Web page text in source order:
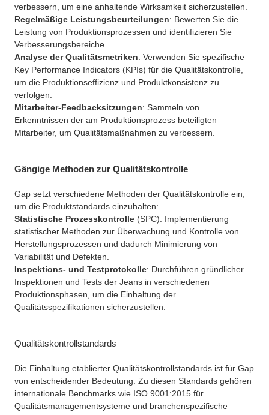
verbessern, um eine anhaltende Wirksamkeit sicherzustellen.
Regelmäßige Leistungsbeurteilungen: Bewerten Sie die
Leistung von Produktionsprozessen und identifizieren Sie
Verbesserungsbereiche.
Analyse der Qualitätsmetriken: Verwenden Sie spezifische
Key Performance Indicators (KPIs) für die Qualitätskontrolle,
um die Produktionseffizienz und Produktkonsistenz zu
verfolgen.
Mitarbeiter-Feedbacksitzungen: Sammeln von
Erkenntnissen der am Produktionsprozess beteiligten
Mitarbeiter, um Qualitätsmaßnahmen zu verbessern.
Gängige Methoden zur Qualitätskontrolle
Gap setzt verschiedene Methoden der Qualitätskontrolle ein,
um die Produktstandards einzuhalten:
Statistische Prozesskontrolle (SPC): Implementierung
statistischer Methoden zur Überwachung und Kontrolle von
Herstellungsprozessen und dadurch Minimierung von
Variabilität und Defekten.
Inspektions- und Testprotokolle: Durchführen gründlicher
Inspektionen und Tests der Jeans in verschiedenen
Produktionsphasen, um die Einhaltung der
Qualitätsspezifikationen sicherzustellen.
Qualitätskontrollstandards
Die Einhaltung etablierter Qualitätskontrollstandards ist für Gap
von entscheidender Bedeutung. Zu diesen Standards gehören
internationale Benchmarks wie ISO 9001:2015 für
Qualitätsmanagementsysteme und branchenspezifische